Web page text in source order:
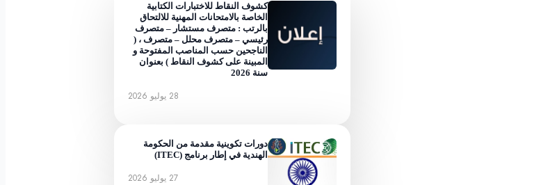
كشوف النقاط للاختبارات الكتابية
الخاصة بالامتحانات المهنية للالتحاق
بالرتب : متصرف مستشار – متصرف
رئيسي – متصرف محلل – متصرف ، (
الناجحين حسب المناصب المفتوحة و
المبينة على كشوف النقاط ) بعنوان
سنة 2026
28 يوليو 2026
دورات تكوينية مقدمة من الحكومة
الهندية في إطار برنامج (ITEC)
27 يوليو 2026